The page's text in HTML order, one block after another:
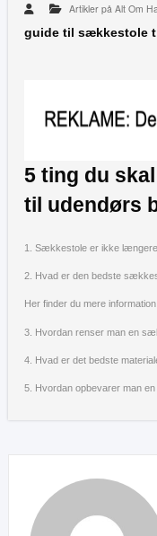
Artikler på Alt Om
guide til sækkestole
5 ting du
til udendørs
1. Sækkestole er ikke
2. Hvad er den bedste
Her finder du mere
3. Hvordan renser man en
4. Hvad er det bedste
5. Hvordan opbevarer man